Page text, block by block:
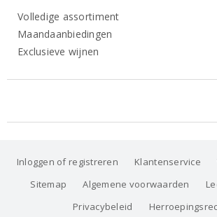
Volledige assortiment
Maandaanbiedingen
Exclusieve wijnen
Inloggen of registreren Klantenservice
Sitemap
Algemene voorwaarden
Privacybeleid